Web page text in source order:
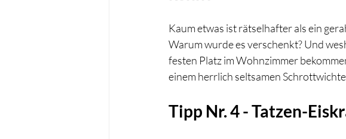
Kaum etwas ist rätselhafter als ein
Warum wurde es verschenkt? Und
festen Platz im Wohnzimmer
einem herrlich seltsamen
Tipp Nr. 4 - Tatzen-